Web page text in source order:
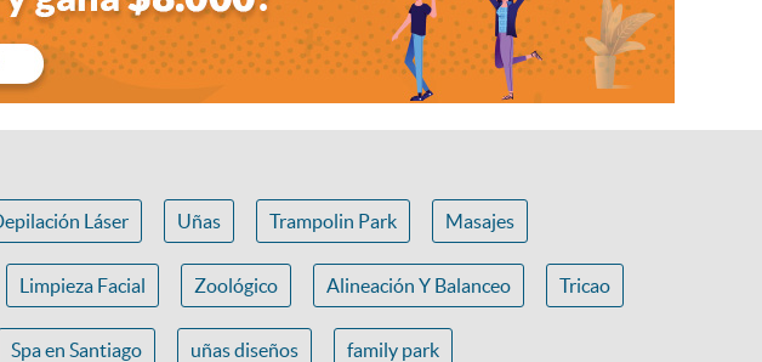
Láser Uñas Trampolin Park Masajes
Limpieza Facial Zoológico Alineación Y Balanceo Tricao
Spa en Santiago uñas diseños family park